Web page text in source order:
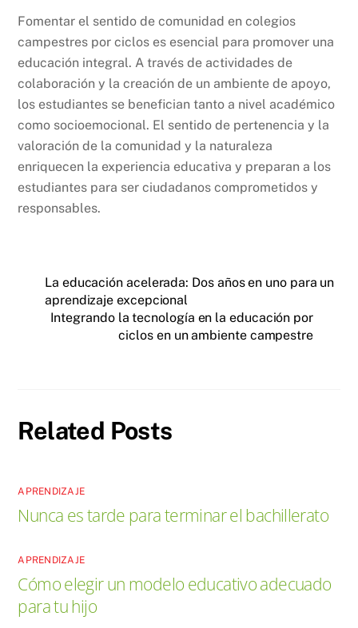
Fomentar el sentido de comunidad en colegios
campestres por ciclos es esencial para promover una
educación integral. A través de actividades de
colaboración y la creación de un ambiente de apoyo,
los estudiantes se benefician tanto a nivel académico
como socioemocional. El sentido de pertenencia y la
valoración de la comunidad y la naturaleza
enriquecen la experiencia educativa y preparan a los
estudiantes para ser ciudadanos comprometidos y
responsables.
La educación acelerada: Dos años en uno para un
aprendizaje excepcional
Integrando la tecnología en la educación por
ciclos en un ambiente campestre
Related Posts
APRENDIZAJE
Nunca es tarde para terminar el bachillerato
APRENDIZAJE
Cómo elegir un modelo educativo adecuado
para tu hijo